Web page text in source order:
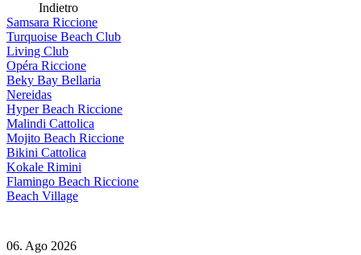
Indietro
Samsara Riccione
Turquoise Beach Club
Living Club
Opéra Riccione
Beky Bay Bellaria
Nereidas
Hyper Beach Riccione
Malindi Cattolica
Mojito Beach Riccione
Bikini Cattolica
Kokale Rimini
Flamingo Beach Riccione
Beach Village
06. Ago 2026